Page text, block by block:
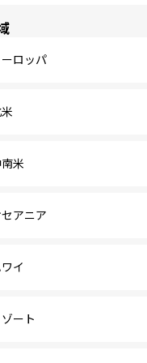
ロッパ
米
アニア
イ
ート